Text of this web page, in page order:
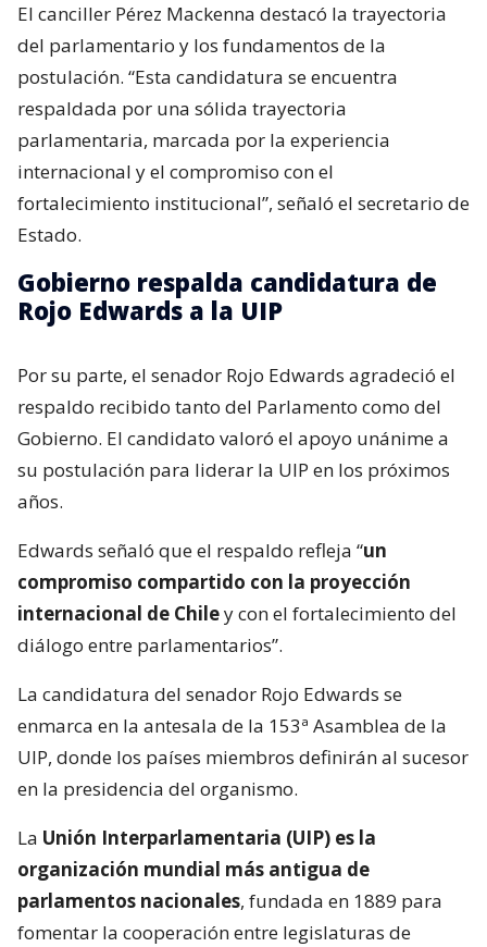
El canciller Pérez Mackenna destacó la trayectoria
del parlamentario y los fundamentos de la
postulación. “Esta candidatura se encuentra
respaldada por una sólida trayectoria
parlamentaria, marcada por la experiencia
internacional y el compromiso con el
fortalecimiento institucional”, señaló el secretario de
Estado.
Gobierno respalda candidatura de
Rojo Edwards a la UIP
Por su parte, el senador Rojo Edwards agradeció el
respaldo recibido tanto del Parlamento como del
Gobierno. El candidato valoró el apoyo unánime a
su postulación para liderar la UIP en los próximos
años.
Edwards señaló que el respaldo refleja “un
compromiso compartido con la proyección
internacional de Chiley con el fortalecimiento del
diálogo entre parlamentarios”.
La candidatura del senador Rojo Edwards se
enmarca en la antesala de la 153ª Asamblea de la
UIP, donde los países miembros definirán al sucesor
en la presidencia del organismo.
La Unión Interparlamentaria (UIP) es la
organización mundial más antigua de
parlamentos nacionales, fundada en 1889 para
fomentar la cooperación entre legislaturas de